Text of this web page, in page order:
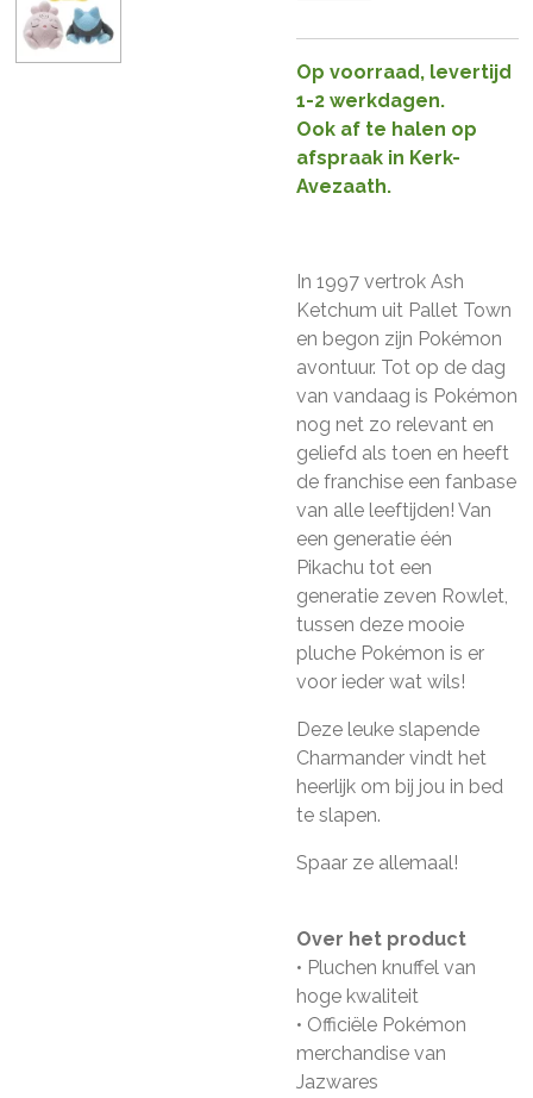
Op voorraad, levertijd
1-2 werkdagen.
Ook af te halen op
afspraak in Kerk-
Avezaath.
In 1997 vertrok Ash
Ketchum uit Pallet Town
en begon zijn Pokémon
avontuur. Tot op de dag
van vandaag is Pokémon
nog net zo relevant en
geliefd als toen en heeft
de franchise een fanbase
van alle leeftijden! Van
een generatie één
Pikachu tot een
generatie zeven Rowlet,
tussen deze mooie
pluche Pokémon is er
voor ieder wat wils!
Deze leuke slapende
Charmander vindt het
heerlijk om bij jou in bed
te slapen.
Spaar ze allemaal!
Over het product
• Pluchen knuffel van
hoge kwaliteit
• Officiële Pokémon
merchandise van
Jazwares